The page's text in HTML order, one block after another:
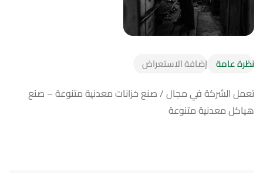
نظرة عامة إضافة الاستعراض
تعمل الشركة في مجال / صنع خزانات معدنية متنوعة – صنع
هياكل معدنية متنوعة